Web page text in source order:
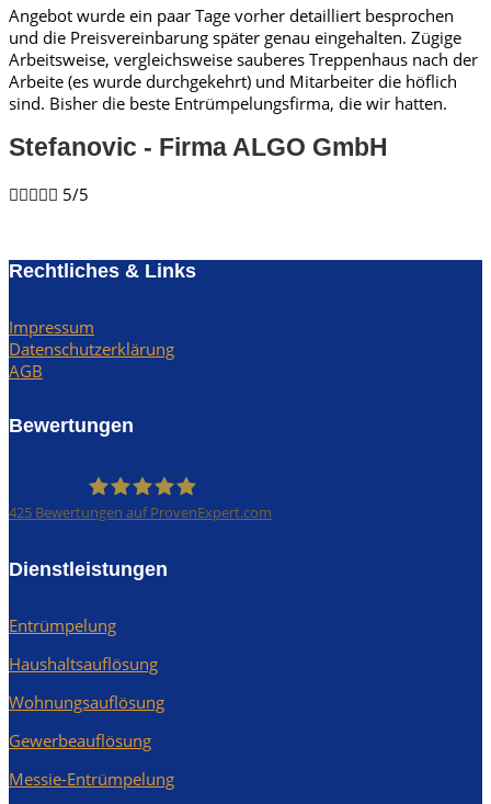
Angebot wurde ein paar Tage vorher detailliert besprochen
und die Preisvereinbarung später genau eingehalten. Zügige
Arbeitsweise, vergleichsweise sauberes Treppenhaus nach der
Arbeite (es wurde durchgekehrt) und Mitarbeiter die höflich
sind. Bisher die beste Entrümpelungsfirma, die wir hatten.
Stefanovic - Firma ALGO GmbH​
 5/5
Rechtliches & Links
Impressum
Datenschutzerklärung
AGB
Bewertungen
425 Bewertungen auf ProvenExpert.com
Dienstleistungen
Entrümpelung
Haushaltsauflösung
Wohnungsauflösung
Gewerbeauflösung
Messie-Entrümpelung